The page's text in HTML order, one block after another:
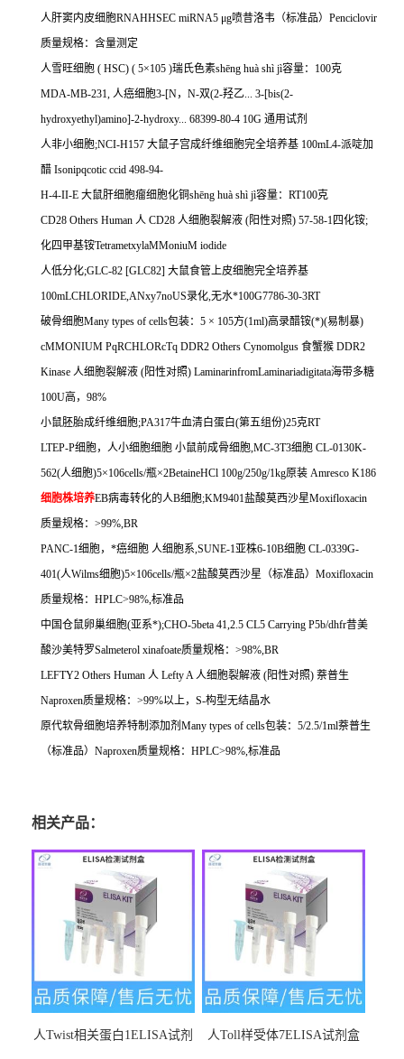
人肝窦内皮细胞RNAHHSEC miRNA5 μg喷昔洛韦（标准品） Penciclovir
质量规格：含量测定
人雪旺细胞 ( HSC) ( 5×105 )瑞氏色素shēng huà shì jì容量： 100克
MDA-MB-231, 人癌细胞3-[N， N-双(2-羟乙 ... 3-[bis(2-
hydroxyethyl)amino]-2-hydroxy... 68399-80-4 10G 通用试剂
人非小细胞;NCI-H157 大鼠子宫成纤维细胞完全培养基 100mL4-派啶加
醋 Isonipqcotic ccid 498-94-
H-4-II-E 大鼠肝细胞瘤细胞化铜shēng huà shì jì容量： RT100克
CD28 Others Human 人 CD28 人细胞裂解液 (阳性对照) 57-58-1 四化铵;
化四甲基铵TetrametxylaMMoniuM iodide
人低分化;GLC-82 [GLC82] 大鼠食管上皮细胞完全培养基
100mLCHLORIDE,ANxy7noUS录化 无水*100G7786-30-3RT
破骨细胞Many types of cells包装： 5 × 105方(1ml)高录醋铵(*)(易制暴)
cMMONIUM PqRCHLORcTq DDR2 Others Cynomolgus 食蟹猴 DDR2
Kinase 人细胞裂解液 (阳性对照) LaminarinfromLaminariadigitata海带多糖
100U高， 98%
小鼠胚胎成纤维细胞;PA317牛血清白蛋白(第五组份)25克RT
LTEP-P细胞，人小细胞细胞 小鼠前成骨细胞 ,MC-3T3细胞 CL-0130K-
562(人细胞)5×106cells/瓶×2BetaineHCl 100g/250g/1kg原装 Amresco K186
细胞株培养EB病毒转化的人B细胞;KM9401盐酸莫西沙星Moxifloxacin
质量规格： >99%,BR
PANC-1细胞，*癌细胞 人细胞系 ,SUNE-1亚株6-10B细胞 CL-0339G-
401(人Wilms细胞)5×106cells/瓶×2盐酸莫西沙星（标准品） Moxifloxacin
质量规格： HPLC>98%, 标准品
中国仓鼠卵巢细胞(亚系*);CHO-5beta 41,2.5 CL5 Carrying P5b/dhfr昔美
酸沙美特罗Salmeterol xinafoate质量规格： >98%,BR
LEFTY2 Others Human 人 Lefty A 人细胞裂解液 (阳性对照) 萘普生
Naproxen质量规格： >99%以上， S-构型无结晶水
原代软骨细胞培养特制添加剂 Many types of cells包装： 5/2.5/1ml萘普生
（标准品） Naproxen质量规格： HPLC>98%, 标准品
相关产品：
人Twist相关蛋白1ELISA试剂
人Toll样受体7ELISA试剂盒